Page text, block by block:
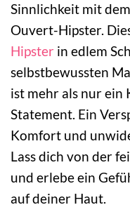
Sinnlichkeit mit
Ouvert-Hipster.
Hipster in edlem
selbstbewussten
ist mehr als nur ein
Statement. Ein
Komfort und
Lass dich von der
und erlebe ein
auf deiner Haut.